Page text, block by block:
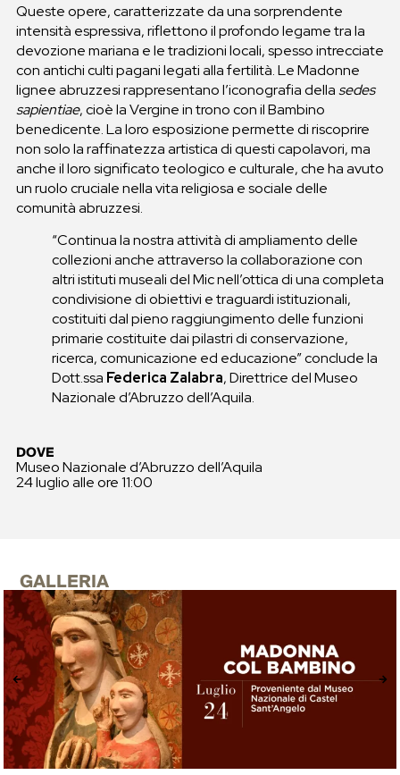
Queste opere, caratterizzate da una sorprendente
intensità espressiva, riflettono il profondo legame tra la
devozione mariana e le tradizioni locali, spesso intrecciate
con antichi culti pagani legati alla fertilità. Le Madonne
lignee abruzzesi rappresentano l’iconografia dellasedes
sapientiae, cioè la Vergine in trono con il Bambino
benedicente. La loro esposizione permette di riscoprire
non solo la raffinatezza artistica di questi capolavori, ma
anche il loro significato teologico e culturale, che ha avuto
un ruolo cruciale nella vita religiosa e sociale delle
comunità abruzzesi.
“Continua la nostra attività di ampliamento delle
collezioni anche attraverso la collaborazione con
altri istituti museali del Mic nell’ottica di una completa
condivisione di obiettivi e traguardi istituzionali,
costituiti dal pieno raggiungimento delle funzioni
primarie costituite dai pilastri di conservazione,
ricerca, comunicazione ed educazione” conclude la
Dott.ssa Federica Zalabra, Direttrice del Museo
Nazionale d’Abruzzo dell’Aquila.
DOVE
Museo Nazionale d’Abruzzo dell’Aquila
24 luglio alle ore 11:00
GALLERIA